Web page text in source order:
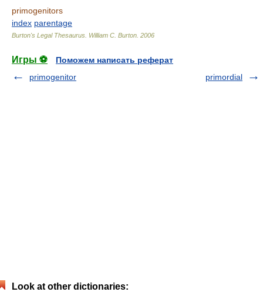
primogenitors
index parentage
Burton's Legal Thesaurus. William C. Burton 2006
Игры ⚽
Поможем написать реферат
primogenitor
primordial
Look at other dictionaries: